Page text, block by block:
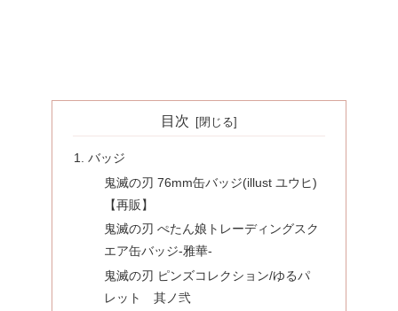
目次
バッジ
鬼滅の刃 76mm缶バッジ(illust ユウヒ)
【再販】
鬼滅の刃 ぺたん娘トレーディングスク
エア缶バッジ-雅華-
鬼滅の刃 ピンズコレクション/ゆるパ
レット 其ノ弐